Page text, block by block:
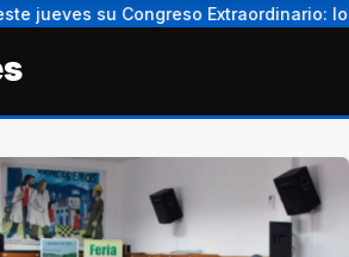
jueves su Congreso Extraordinario: